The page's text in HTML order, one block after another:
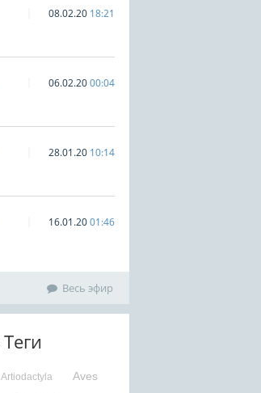
08.02.20 18:21
06.02.2000:04
28.01.20 10:14
16.01.2001:46
Весь эфир
Теги
Artiodactyla Aves